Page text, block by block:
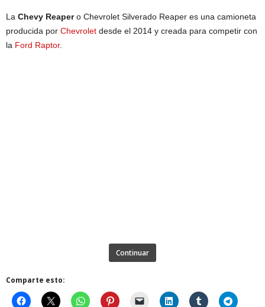
La Chevy Reapero Chevrolet Silverado Reaper es una camioneta
producida por Chevrolet desde el 2014 y creada para competir con
la Ford Raptor.
Continuar
Comparte esto: